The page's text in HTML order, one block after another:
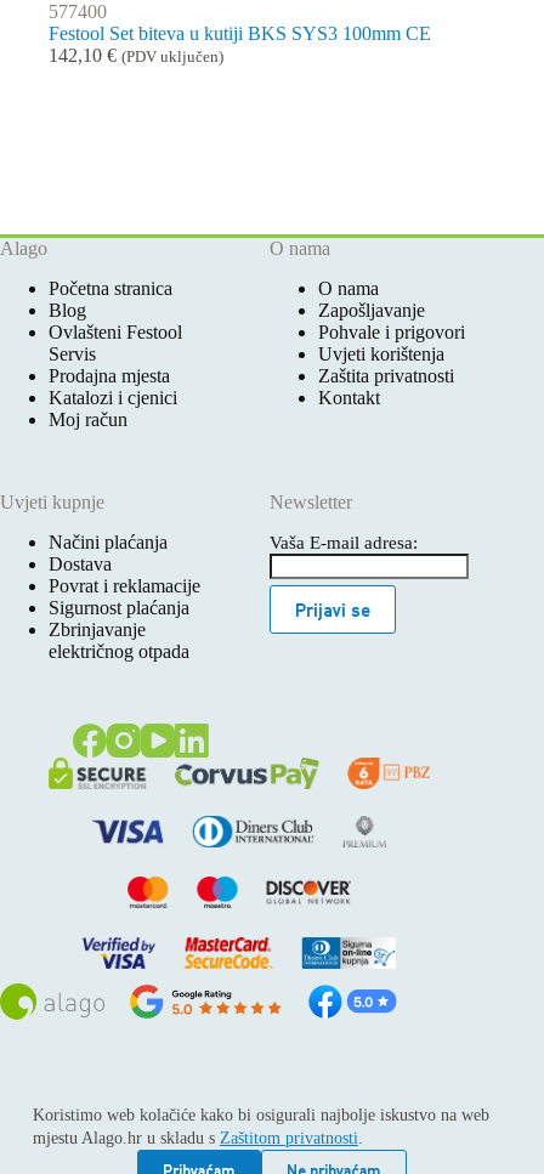
Koristimo web kolačiće kako bi osigurali najbolje iskustvo na web
mjestu Alago.hr u skladu s Zaštitom privatnosti.
577400
Festool Set biteva u kutiji BKS SYS3 100mm CE
142,10 € (PDV uključen)
Alago
Početna stranica
Blog
Ovlašteni Festool
Servis
Prodajna mjesta
Katalozi i cjenici
Moj račun
O nama
O nama
Zapošljavanje
Pohvale i prigovori
Uvjeti korištenja
Zaštita privatnosti
Kontakt
Uvjeti kupnje
Načini plaćanja
Dostava
Povrat i reklamacije
Sigurnost plaćanja
Zbrinjavanje
električnog otpada
Newsletter
Vaša E-mail adresa:
Prijavi se
Sva prava pridržana © 2026
Alago
ALAGO d.o.o. trgovina, usluge i zastupanje stranih tvrtki /
Adresa: Horvati 112, 10436 Rakov potok / Telefon: +385 1